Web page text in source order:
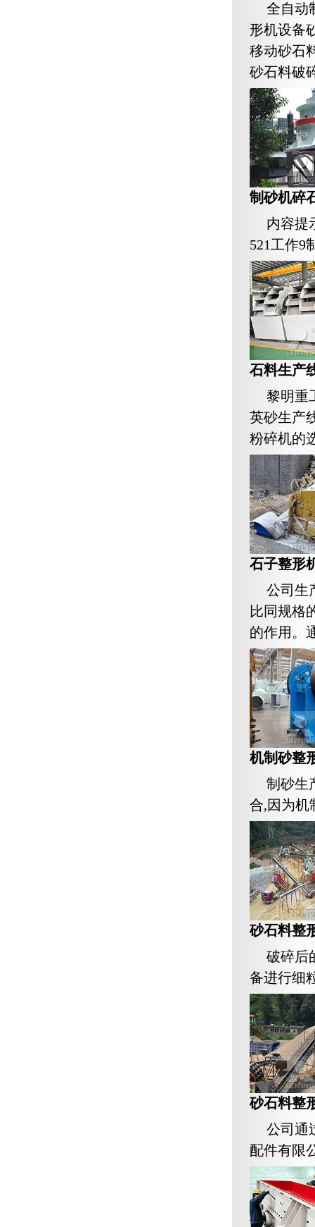
全自动
形机设备
移动砂石
砂石料破
制砂机碎
内容提
521工作9
石料生产
黎明重
英砂生产
粉碎机的
石子整形
公司生
比同规格
的作用。
机制砂整
制砂生
合,因为机
砂石料整
破碎后
备进行细
砂石料整
公司通
配件有限